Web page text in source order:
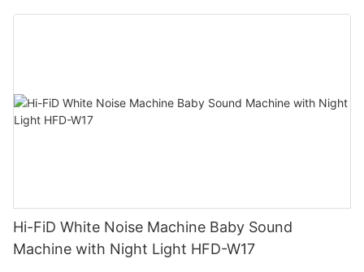
Hi-FiD White Noise Machine Baby Sound
Machine with Night Light HFD-W17